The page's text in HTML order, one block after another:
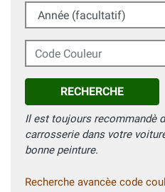
Année (facultatif)
Code Couleur
RECHERCHE
Il est toujours recommandè
carrosserie dans votre
bonne peinture.
Recherche avancèe code